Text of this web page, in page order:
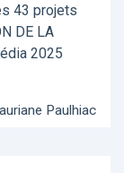
43 projets
DE LA
2025
Paulhiac